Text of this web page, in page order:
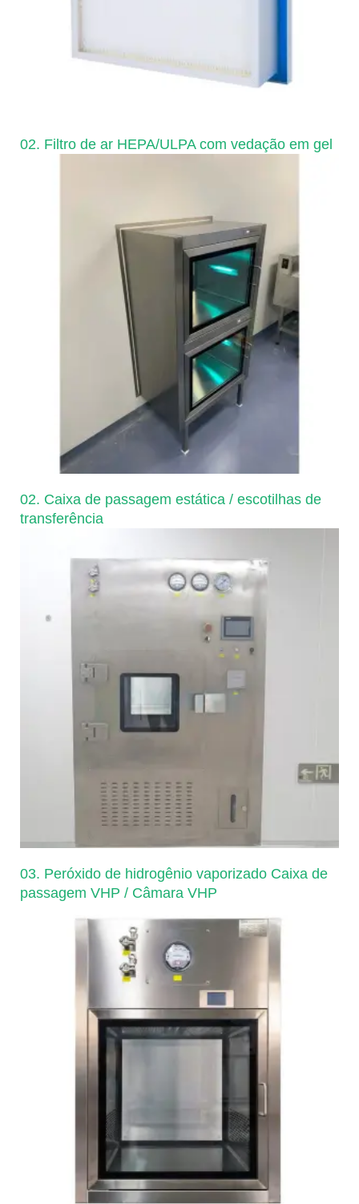
02. Filtro de ar HEPA/ULPA com vedação em gel
02. Caixa de passagem estática / escotilhas de
transferência
03. Peróxido de hidrogênio vaporizado Caixa de
passagem VHP / Câmara VHP